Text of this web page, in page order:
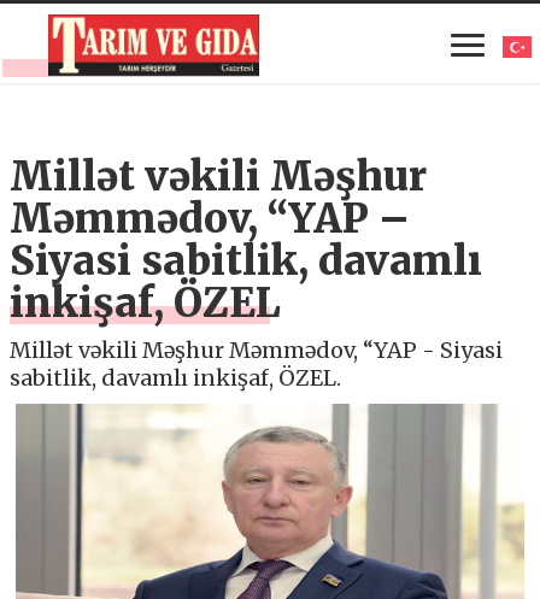
Millət vəkili Məşhur
Məmmədov, “YAP –
Siyasi sabitlik, davamlı
inkişaf, ÖZEL
Millət vəkili Məşhur Məmmədov, “YAP - Siyasi
sabitlik, davamlı inkişaf, ÖZEL.